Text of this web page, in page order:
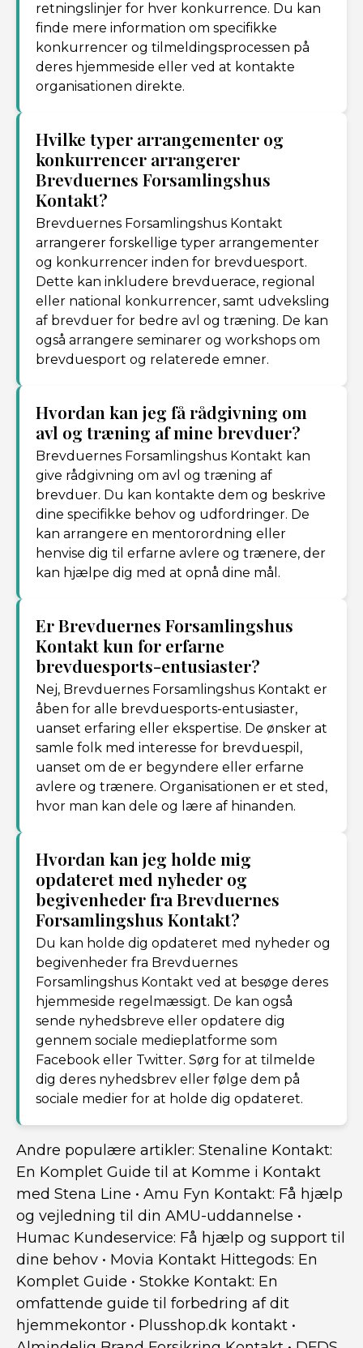
retningslinjer for hver konkurrence. Du kan
finde mere information om specifikke
konkurrencer og tilmeldingsprocessen på
deres hjemmeside eller ved at kontakte
organisationen direkte.
Hvilke typer arrangementer og
konkurrencer arrangerer
Brevduernes Forsamlingshus
Kontakt?
Brevduernes Forsamlingshus Kontakt
arrangerer forskellige typer arrangementer
og konkurrencer inden for brevduesport.
Dette kan inkludere brevduerace, regional
eller national konkurrencer, samt udveksling
af brevduer for bedre avl og træning. De kan
også arrangere seminarer og workshops om
brevduesport og relaterede emner.
Hvordan kan jeg få rådgivning om
avl og træning af mine brevduer?
Brevduernes Forsamlingshus Kontakt kan
give rådgivning om avl og træning af
brevduer. Du kan kontakte dem og beskrive
dine specifikke behov og udfordringer. De
kan arrangere en mentorordning eller
henvise dig til erfarne avlere og trænere, der
kan hjælpe dig med at opnå dine mål.
Er Brevduernes Forsamlingshus
Kontakt kun for erfarne
brevduesports-entusiaster?
Nej, Brevduernes Forsamlingshus Kontakt er
åben for alle brevduesports-entusiaster,
uanset erfaring eller ekspertise. De ønsker at
samle folk med interesse for brevduespil,
uanset om de er begyndere eller erfarne
avlere og trænere. Organisationen er et sted,
hvor man kan dele og lære af hinanden.
Hvordan kan jeg holde mig
opdateret med nyheder og
begivenheder fra Brevduernes
Forsamlingshus Kontakt?
Du kan holde dig opdateret med nyheder og
begivenheder fra Brevduernes
Forsamlingshus Kontakt ved at besøge deres
hjemmeside regelmæssigt. De kan også
sende nyhedsbreve eller opdatere dig
gennem sociale medieplatforme som
Facebook eller Twitter. Sørg for at tilmelde
dig deres nyhedsbrev eller følge dem på
sociale medier for at holde dig opdateret.
Andre populære artikler: Stenaline Kontakt:
En Komplet Guide til at Komme i Kontakt
med Stena Line • Amu Fyn Kontakt: Få hjælp
og vejledning til din AMU-uddannelse •
Humac Kundeservice: Få hjælp og support til
dine behov • Movia Kontakt Hittegods: En
Komplet Guide • Stokke Kontakt: En
omfattende guide til forbedring af dit
hjemmekontor • Plusshop.dk kontakt •